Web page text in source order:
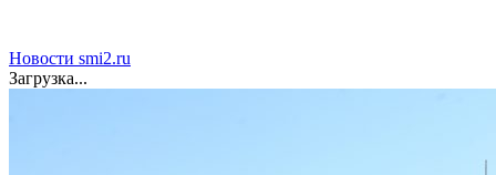
Новости smi2.ru
Загрузка...